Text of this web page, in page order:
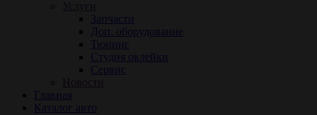
Запчасти
Доп. оборудование
Тюнинг
Cтудия оклейки
Сервис
Главная
Каталог авто